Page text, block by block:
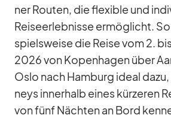
ner Rou­ten, die fle­xi­ble und
Rei­se­er­leb­nisse er­mög­licht.
spiels­weise die Reise vom 2.
2026 von Ko­pen­ha­gen über
Oslo nach Ham­burg ideal
neys in­ner­halb ei­nes kür­ze­ren
von fünf Näch­ten an Bord